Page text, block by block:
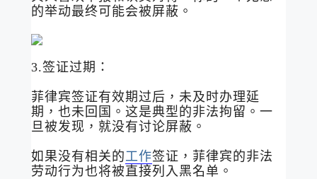
的举动最终可能会被屏蔽。
3.签证过期：
菲律宾签证有效期过后，未及时办理延
期，也未回国。这是典型的非法拘留。一
旦被发现，就没有讨论屏蔽。
如果没有相关的工作签证，菲律宾的非法
劳动行为也将被直接列入黑名单。